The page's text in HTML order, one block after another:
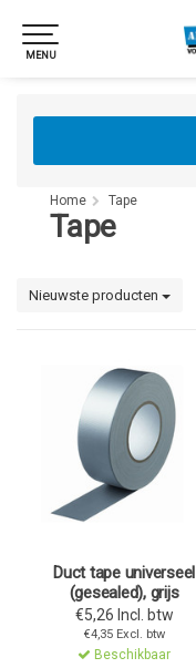
MENU
Home Tape
Tape
Nieuwste producten
Duct tape universeel
(gesealed), grijs
€5,26 Incl. btw
€4,35 Excl. btw
Beschikbaar